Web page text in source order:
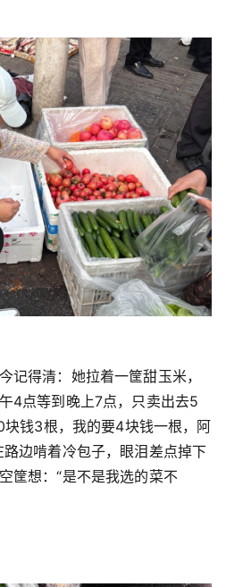
记得清：她拉着一筐甜玉米，
4点等到晚上7点，只卖出去5
块钱3根，我的要4块钱一根，阿
边啃着冷包子，眼泪差点掉下
想：“是不是我选的菜不